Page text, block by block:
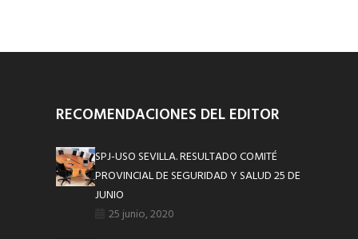
RECOMENDACIONES DEL EDITOR
SPJ-USO SEVILLA. RESULTADO COMITÉ
PROVINCIAL DE SEGURIDAD Y SALUD 25 DE
JUNIO
25 junio, 2020